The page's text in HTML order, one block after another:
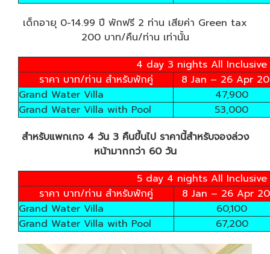
เด็กอายุ 0-14.99 ปี พักฟรี 2 ท่าน เสียค่า Green tax
200 บาท/คืน/ท่าน เท่านั้น
4 day 3 nights All
ราคา บาท/ท่าน สำหรับพักคู่
8 Jan – 26 Apr
Grand Water Villa
47,900
Grand Water Villa with Pool
53,000
สำหรับแพกเกจ 4 วัน 3 คืนขึ้นไป ราคานี้สำหรับจองล่วง
หน้ามากกว่า 60 วัน
5 day 4 nights All
ราคา บาท/ท่าน สำหรับพักคู่
8 Jan – 26 Apr
Grand Water Villa
60,100
Grand Water Villa with Pool
67,200